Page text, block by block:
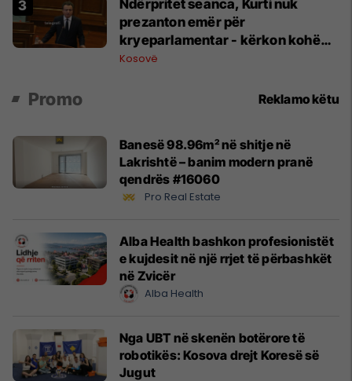
Ndërpritet seanca, Kurti nuk
prezanton emër për
kryeparlamentar - kërkon kohë
shtesë për marrëveshje politike
Kosovë
Promo Reklamo këtu
Banesë 98.96m² në shitje në
Lakrishtë – banim modern pranë
qendrës #16060
Pro Real Estate
Alba Health bashkon profesionistët
e kujdesit në një rrjet të përbashkët
në Zvicër
Alba Health
Nga UBT në skenën botërore të
robotikës: Kosova drejt Koresë së
Jugut